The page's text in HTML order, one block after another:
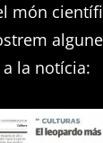
món
la notícia: